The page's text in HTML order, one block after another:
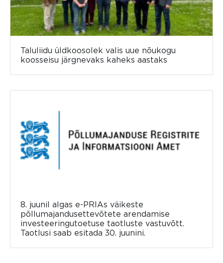
Taluliidu üldkoosolek valis uue nõukogu
koosseisu järgnevaks kaheks aastaks
8. juunil algas e-PRIAs väikeste
põllumajandusettevõtete arendamise
investeeringutoetuse taotluste vastuvõtt.
Taotlusi saab esitada 30. juunini.